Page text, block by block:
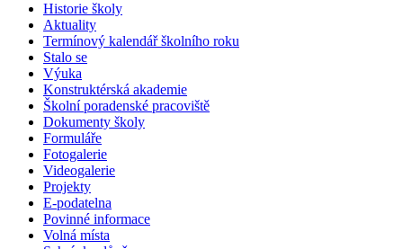
Historie školy
Aktuality
Termínový kalendář školního roku
Stalo se
Výuka
Konstruktérská akademie
Školní poradenské pracoviště
Dokumenty školy
Formuláře
Fotogalerie
Videogalerie
Projekty
E-podatelna
Povinné informace
Volná místa